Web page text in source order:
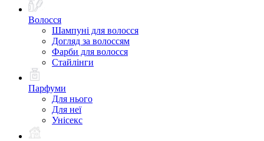
Волосся
Шампуні для волосся
Догляд за волоссям
Фарби для волосся
Стайлінги
Парфуми
Для нього
Для неї
Унісекс